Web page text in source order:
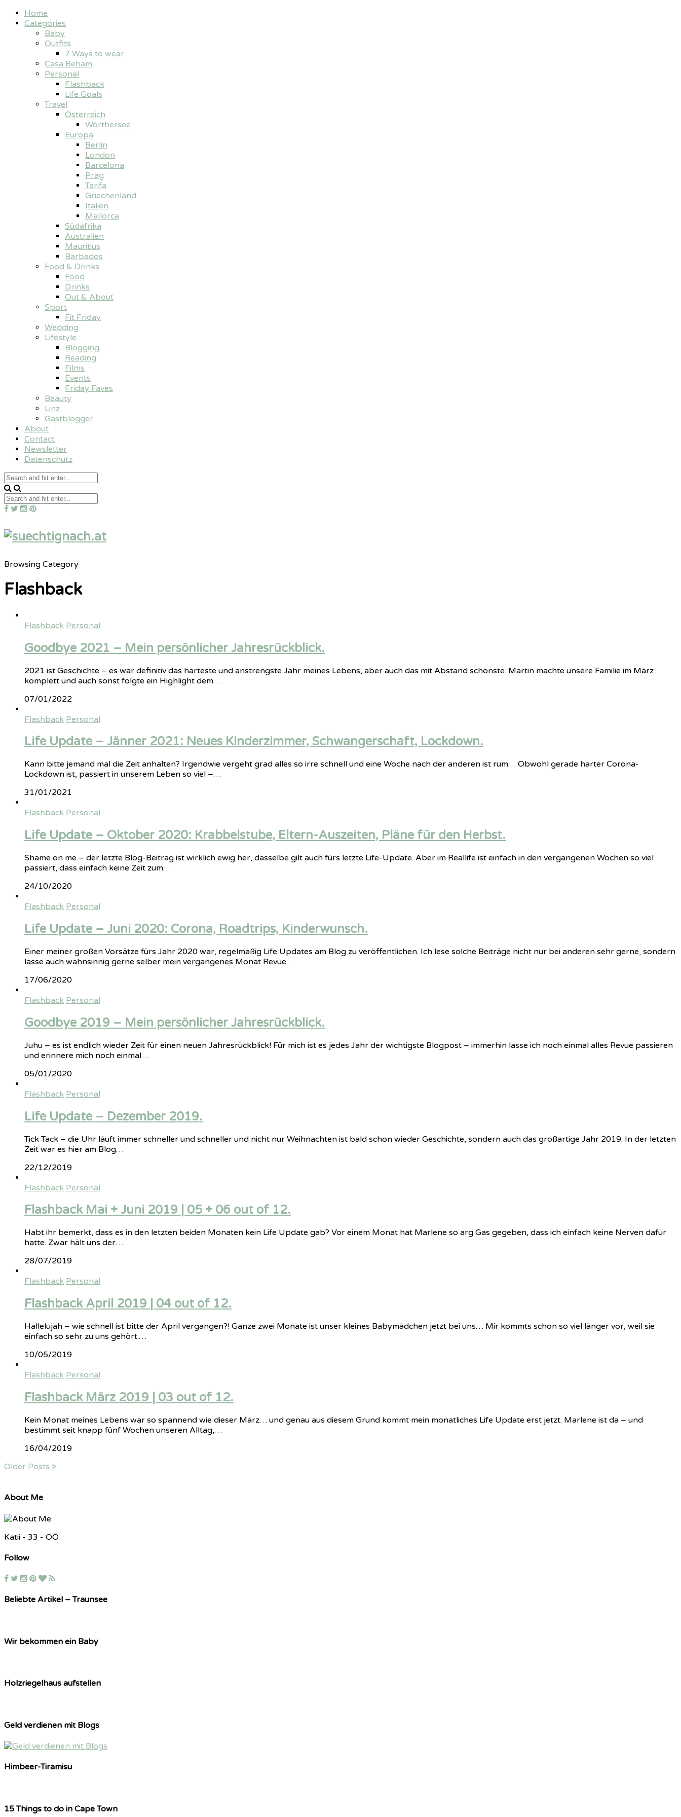
Home
Categories
Baby
Outfits
7 Ways to wear
Casa Beham
Personal
Flashback
Life Goals
Travel
Österreich
Wörthersee
Europa
Berlin
London
Barcelona
Prag
Tarifa
Griechenland
Italien
Mallorca
Südafrika
Australien
Mauritius
Barbados
Food & Drinks
Food
Drinks
Out & About
Sport
Fit Friday
Wedding
Lifestyle
Blogging
Reading
Films
Events
Friday Faves
Beauty
Linz
Gastblogger
About
Contact
Newsletter
Datenschutz
Browsing Category
Flashback
Flashback Personal
Goodbye 2021 – Mein persönlicher Jahresrückblick.
2021 ist Geschichte – es war definitiv das härteste und anstrengste Jahr meines Lebens, aber auch das mit Abstand schönste. Martin machte unsere Familie im März
komplett und auch sonst folgte ein Highlight dem…
07/01/2022
Flashback Personal
Life Update – Jänner 2021: Neues Kinderzimmer, Schwangerschaft, Lockdown.
Kann bitte jemand mal die Zeit anhalten? Irgendwie vergeht grad alles so irre schnell und eine Woche nach der anderen ist rum… Obwohl gerade harter Corona-
Lockdown ist, passiert in unserem Leben so viel –…
31/01/2021
Flashback Personal
Life Update – Oktober 2020: Krabbelstube, Eltern-Auszeiten, Pläne für den Herbst.
Shame on me – der letzte Blog-Beitrag ist wirklich ewig her, dasselbe gilt auch fürs letzte Life-Update. Aber im Reallife ist einfach in den vergangenen Wochen so viel
passiert, dass einfach keine Zeit zum…
24/10/2020
Flashback Personal
Life Update – Juni 2020: Corona, Roadtrips, Kinderwunsch.
Einer meiner großen Vorsätze fürs Jahr 2020 war, regelmäßig Life Updates am Blog zu veröffentlichen. Ich lese solche Beiträge nicht nur bei anderen sehr gerne, sondern
lasse auch wahnsinnig gerne selber mein vergangenes Monat Revue…
17/06/2020
Flashback Personal
Goodbye 2019 – Mein persönlicher Jahresrückblick.
Juhu – es ist endlich wieder Zeit für einen neuen Jahresrückblick! Für mich ist es jedes Jahr der wichtigste Blogpost – immerhin lasse ich noch einmal alles Revue passieren
und erinnere mich noch einmal…
05/01/2020
Flashback Personal
Life Update – Dezember 2019.
Tick Tack – die Uhr läuft immer schneller und schneller und nicht nur Weihnachten ist bald schon wieder Geschichte, sondern auch das großartige Jahr 2019. In der letzten
Zeit war es hier am Blog…
22/12/2019
Flashback Personal
Flashback Mai + Juni 2019 | 05 + 06 out of 12.
Habt ihr bemerkt, dass es in den letzten beiden Monaten kein Life Update gab? Vor einem Monat hat Marlene so arg Gas gegeben, dass ich einfach keine Nerven dafür
hatte. Zwar hält uns der…
28/07/2019
Flashback Personal
Flashback April 2019 | 04 out of 12.
Hallelujah – wie schnell ist bitte der April vergangen?! Ganze zwei Monate ist unser kleines Babymädchen jetzt bei uns… Mir kommts schon so viel länger vor, weil sie
einfach so sehr zu uns gehört.…
10/05/2019
Flashback Personal
Flashback März 2019 | 03 out of 12.
Kein Monat meines Lebens war so spannend wie dieser März… und genau aus diesem Grund kommt mein monatliches Life Update erst jetzt. Marlene ist da – und
bestimmt seit knapp fünf Wochen unseren Alltag,…
16/04/2019
Older Posts
About Me
Katii - 33 - OÖ
Follow
Beliebte Artikel – Traunsee
Wir bekommen ein Baby
Holzriegelhaus aufstellen
Geld verdienen mit Blogs
Himbeer-Tiramisu
15 Things to do in Cape Town